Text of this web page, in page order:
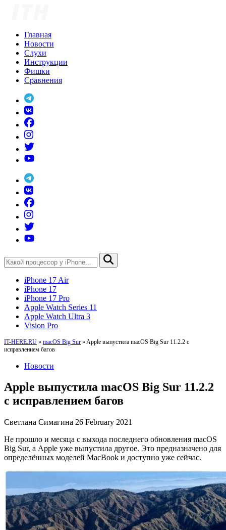
Главная
Новости
Слухи
Инструкции
Фишки
Сравнения
iPhone 17 Air
iPhone 17
iPhone 17 Pro
Apple Watch Series 11
Apple Watch Ultra 3
Vision Pro
IT-HERE.RU » macOS Big Sur » Apple выпустила macOS Big Sur 11.2.2 с
исправлением багов
Новости
Apple выпустила macOS Big Sur 11.2.2
с исправлением багов
Светлана Симагина 26 February 2021
Не прошло и месяца с выхода последнего обновления macOS
Big Sur, а Apple уже выпустила другое. Это предназначено для
определённых моделей MacBook и доступно уже сейчас.